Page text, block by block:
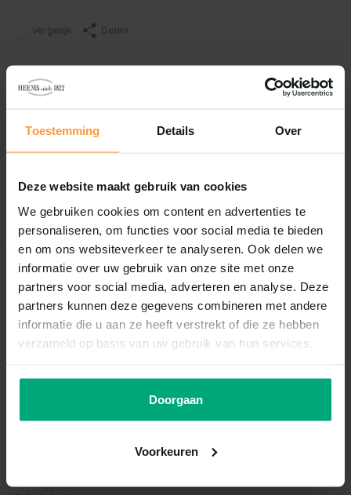
Toestemming Details Over
Deze website maakt gebruik van cookies
We gebruiken cookies om content en advertenties te
personaliseren, om functies voor social media te bieden
en om ons websiteverkeer te analyseren. Ook delen we
informatie over uw gebruik van onze site met onze
partners voor social media, adverteren en analyse. Deze
partners kunnen deze gegevens combineren met andere
informatie die u aan ze heeft verstrekt of die ze hebben
verzameld op basis van uw gebruik van hun services.
Doorgaan
Voorkeuren
Vergelijk Delen
Reviews
0/ Based on 0 reviews
Schrijf je eigen review
Recent bekeken